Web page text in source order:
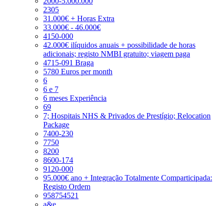
2305
31.000€ + Horas Extra
33.000€ - 46.000€
4150-000
42.000€ ilíquidos anuais + possibilidade de horas
adicionais; registo NMBI gratuito; viagem paga
4715-091 Braga
5780 Euros per month
6
6 e 7
6 meses Experiência
69
7; Hospitais NHS & Privados de Prestígio; Relocation
Package
7400-230
7750
8200
8600-174
9120-000
95.000€ ano + Integração Totalmente Comparticipada:
Registo Ordem
958754521
a&e